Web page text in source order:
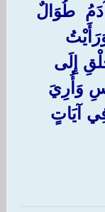
‏طُوَالٌ
إِلَى
وَأُرِيَ
آيَاتٍ